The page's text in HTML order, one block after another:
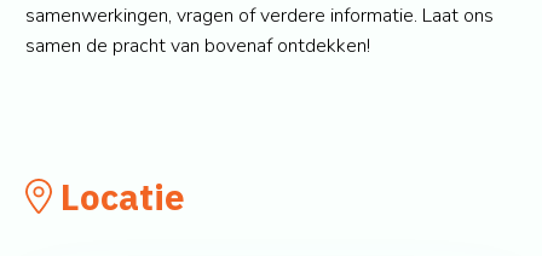
samenwerkingen, vragen of verdere informatie. Laat ons
samen de pracht van bovenaf ontdekken!
Locatie